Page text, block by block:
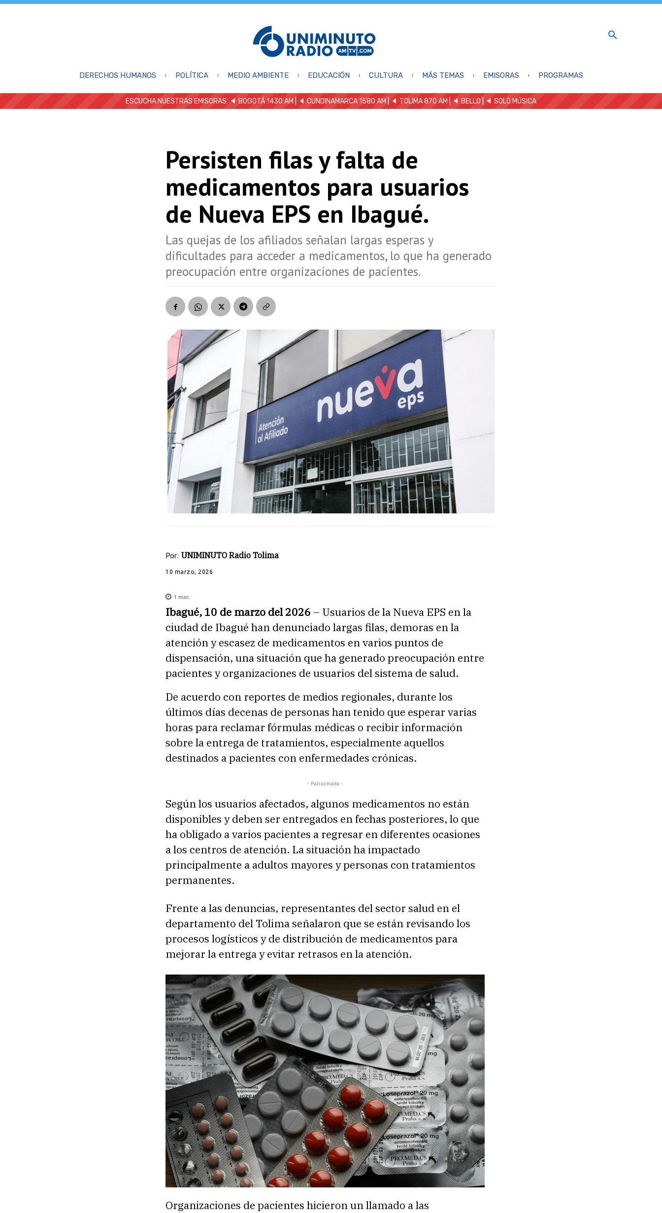
DERECHOS HUMANOS POLÍTICA MEDIO AMBIENTE EDUCACIÓN CULTURA MÁS TEMAS EMISORAS PROGRAMAS
ESCUCHA NUESTRAS EMISORAS: 🔈 BOGOTÁ 1430 AM | 🔈 CUNDINAMARCA 1580 AM | 🔈 TOLIMA 870 AM | 🔈 BELLO 🔈 SOLO MÚSICA
Persisten filas y falta de
medicamentos para usuarios
de Nueva EPS en Ibagué.
Las quejas de los afiliados señalan largas esperas y
dificultades para acceder a medicamentos, lo que ha generado
preocupación entre organizaciones de pacientes.
Por: UNIMINUTO Radio Tolima
10 marzo, 2026
1 min.
Ibagué, 10 de marzo del 2026 – Usuarios de la Nueva EPS en la
ciudad de Ibagué han denunciado largas filas, demoras en la
atención y escasez de medicamentos en varios puntos de
dispensación, una situación que ha generado preocupación entre
pacientes y organizaciones de usuarios del sistema de salud.
De acuerdo con reportes de medios regionales, durante los
últimos días decenas de personas han tenido que esperar varias
horas para reclamar fórmulas médicas o recibir información
sobre la entrega de tratamientos, especialmente aquellos
destinados a pacientes con enfermedades crónicas.
- Patrocinado -
Según los usuarios afectados, algunos medicamentos no están
disponibles y deben ser entregados en fechas posteriores, lo que
ha obligado a varios pacientes a regresar en diferentes ocasiones
a los centros de atención. La situación ha impactado
principalmente a adultos mayores y personas con tratamientos
permanentes.
Frente a las denuncias, representantes del sector salud en el
departamento del Tolima señalaron que se están revisando los
procesos logísticos y de distribución de medicamentos para
mejorar la entrega y evitar retrasos en la atención.
Organizaciones de pacientes hicieron un llamado a las